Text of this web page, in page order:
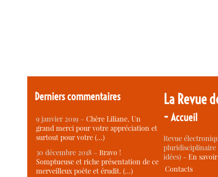
Derniers commentaires
9 janvier 2019 –Chère Liliane, Un
grand merci pour votre appréciation et
surtout pour votre (…)
30 décembre 2018 –Bravo !
Somptueuse et riche présentation de ce
merveilleux poète et érudit. (…)
La Revue
-Accueil
Revue
idées) -En
Contacts